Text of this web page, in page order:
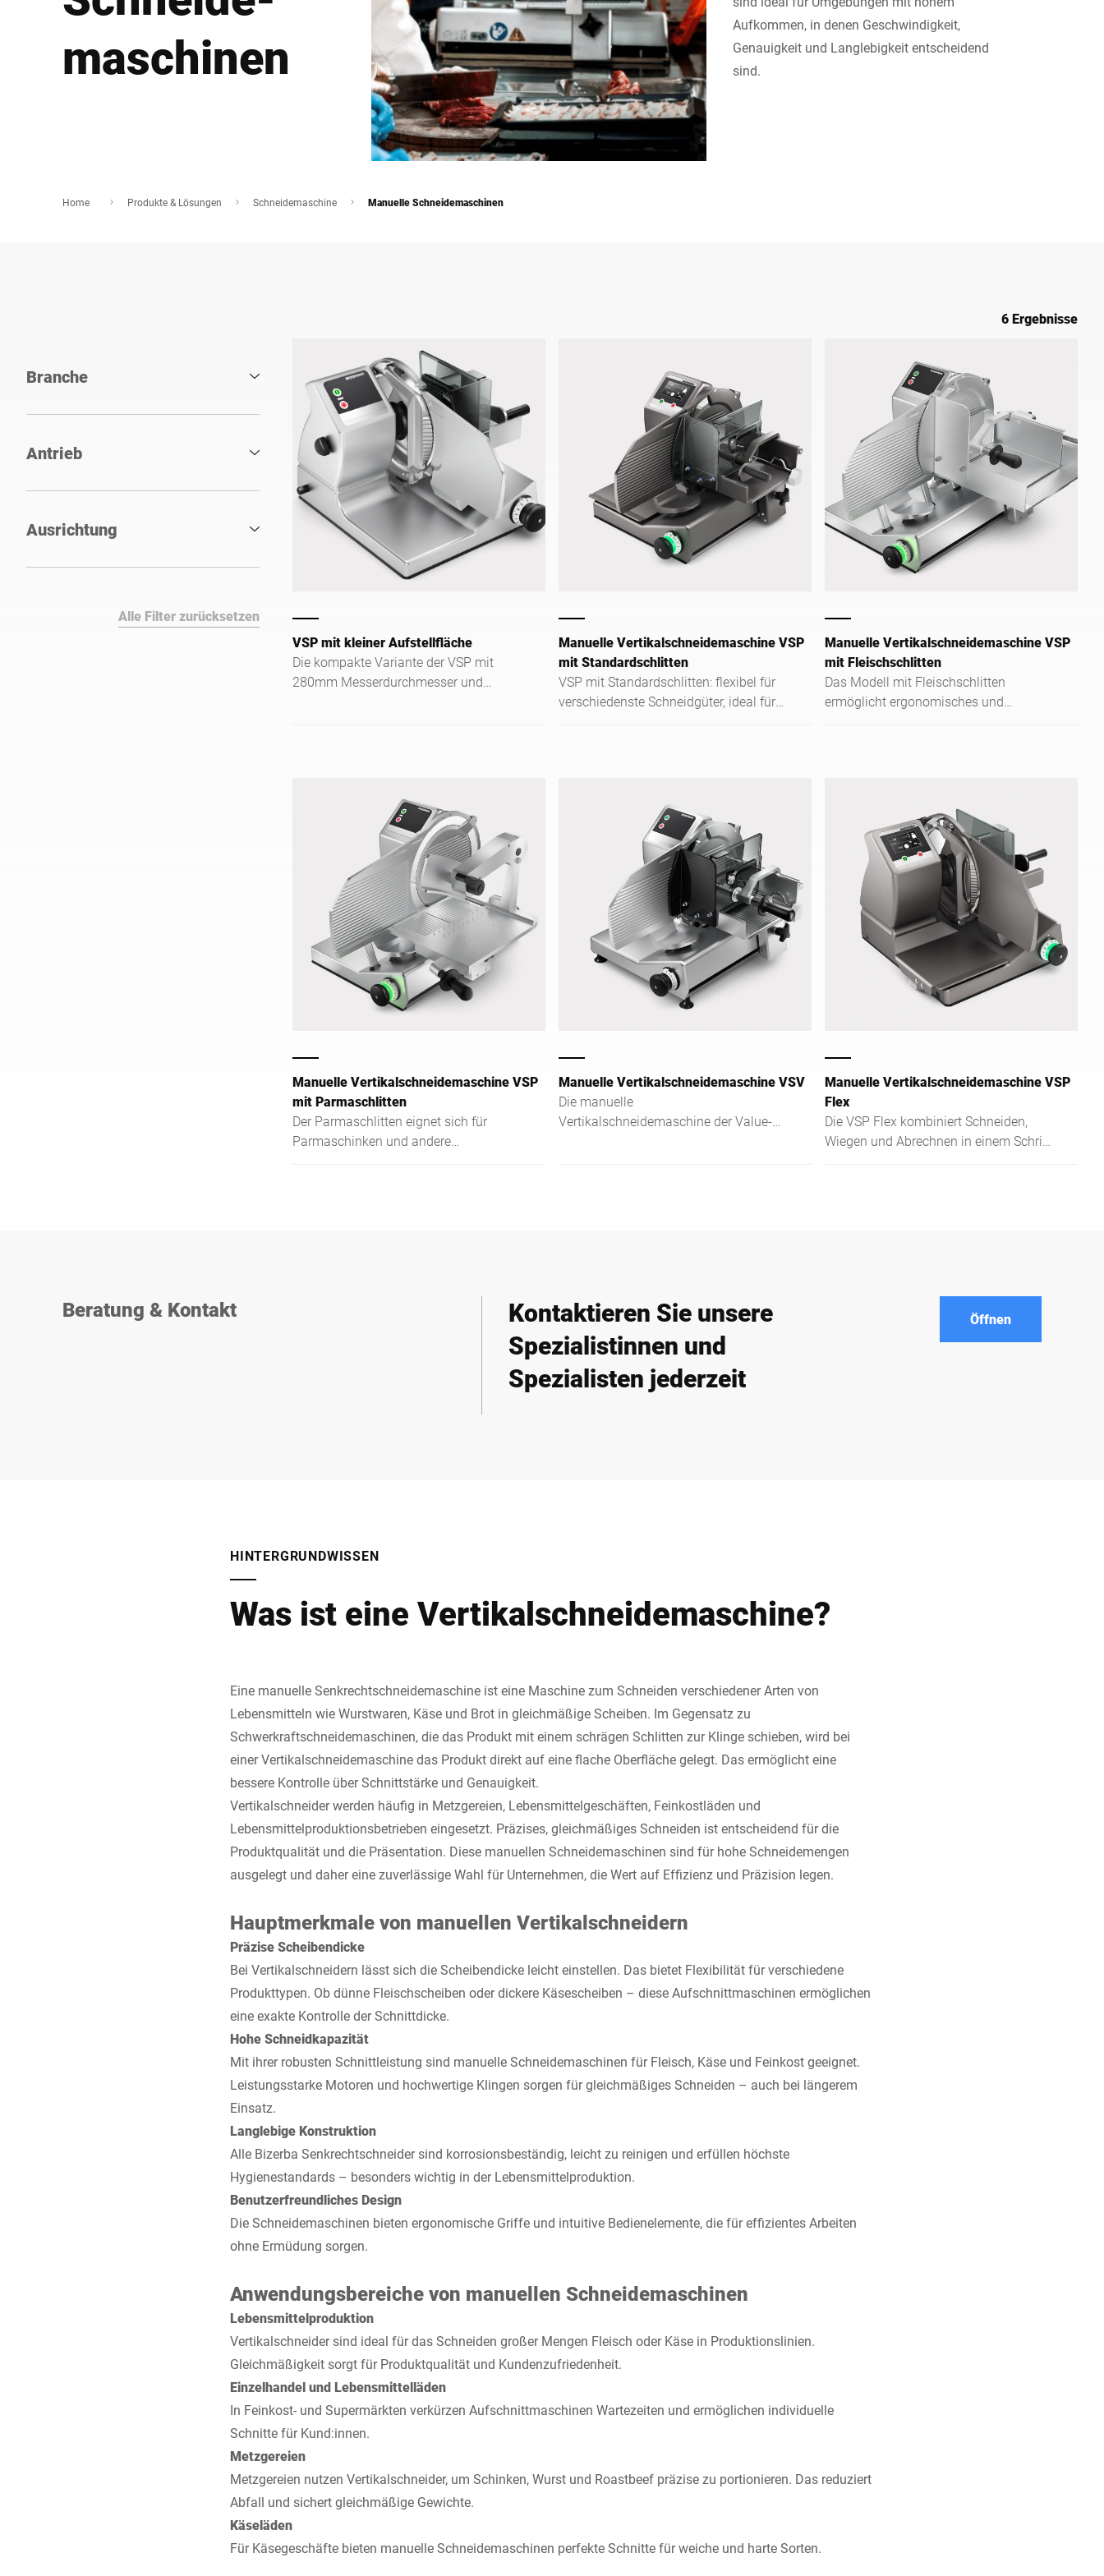
Schweiz Türkei Ukraine
Vereinigtes Königreich
Afrika
Globale Website
maschinen
Aufkommen, in denen Geschwindigkeit,
Genauigkeit und Langlebigkeit entscheidend
sind.
Home Produkte & Lösungen Schneidemaschine Manuelle Schneidemaschinen
6 Ergebnisse
Branche
Antrieb
Ausrichtung
Alle Filter zurücksetzen
VSP mit kleiner Aufstellfläche
Die kompakte Variante der VSP mit
280mm Messerdurchmesser und
Manuelle Vertikalschneidemaschine VSP
mit Standardschlitten
VSP mit Standardschlitten: flexibel für
verschiedenste Schneidgüter, ideal für
Manuelle Vertikalschneidemaschine VSP
mit Fleischschlitten
Das Modell mit Fleischschlitten
ermöglicht ergonomisches und
Manuelle Vertikalschneidemaschine VSP
mit Parmaschlitten
Der Parmaschlitten eignet sich für
Parmaschinken und andere
Manuelle Vertikalschneidemaschine VSV
Die manuelle
Vertikalschneidemaschine der Value-
Manuelle Vertikalschneidemaschine VSP
Flex
Die VSP Flex kombiniert Schneiden,
Wiegen und Abrechnen in einem Schritt
Beratung & Kontakt
Kontaktieren Sie unsere
Spezialistinnen und
Spezialisten jederzeit
Öffnen
HINTERGRUNDWISSEN
Was ist eine Vertikalschneidemaschine?
Eine manuelle Senkrechtschneidemaschine ist eine Maschine zum Schneiden verschiedener Arten von
Lebensmitteln wie Wurstwaren, Käse und Brot in gleichmäßige Scheiben. Im Gegensatz zu
Schwerkraftschneidemaschinen, die das Produkt mit einem schrägen Schlitten zur Klinge schieben, wird bei
einer Vertikalschneidemaschine das Produkt direkt auf eine flache Oberfläche gelegt. Das ermöglicht eine
bessere Kontrolle über Schnittstärke und Genauigkeit.
Vertikalschneider werden häufig in Metzgereien, Lebensmittelgeschäften, Feinkostläden und
Lebensmittelproduktionsbetrieben eingesetzt. Präzises, gleichmäßiges Schneiden ist entscheidend für die
Produktqualität und die Präsentation. Diese manuellen Schneidemaschinen sind für hohe Schneidemengen
ausgelegt und daher eine zuverlässige Wahl für Unternehmen, die Wert auf Effizienz und Präzision legen.
Hauptmerkmale von manuellen Vertikalschneidern
Präzise Scheibendicke
Bei Vertikalschneidern lässt sich die Scheibendicke leicht einstellen. Das bietet Flexibilität für verschiedene
Produkttypen. Ob dünne Fleischscheiben oder dickere Käsescheiben – diese Aufschnittmaschinen ermöglichen
eine exakte Kontrolle der Schnittdicke.
Hohe Schneidkapazität
Mit ihrer robusten Schnittleistung sind manuelle Schneidemaschinen für Fleisch, Käse und Feinkost geeignet.
Leistungsstarke Motoren und hochwertige Klingen sorgen für gleichmäßiges Schneiden – auch bei längerem
Einsatz.
Langlebige Konstruktion
Alle Bizerba Senkrechtschneider sind korrosionsbeständig, leicht zu reinigen und erfüllen höchste
Hygienestandards – besonders wichtig in der Lebensmittelproduktion.
Benutzerfreundliches Design
Die Schneidemaschinen bieten ergonomische Griffe und intuitive Bedienelemente, die für effizientes Arbeiten
ohne Ermüdung sorgen.
Anwendungsbereiche von manuellen Schneidemaschinen
Lebensmittelproduktion
Vertikalschneider sind ideal für das Schneiden großer Mengen Fleisch oder Käse in Produktionslinien.
Gleichmäßigkeit sorgt für Produktqualität und Kundenzufriedenheit.
Einzelhandel und Lebensmittelläden
In Feinkost- und Supermärkten verkürzen Aufschnittmaschinen Wartezeiten und ermöglichen individuelle
Schnitte für Kund:innen.
Metzgereien
Metzgereien nutzen Vertikalschneider, um Schinken, Wurst und Roastbeef präzise zu portionieren. Das reduziert
Abfall und sichert gleichmäßige Gewichte.
Käseläden
Für Käsegeschäfte bieten manuelle Schneidemaschinen perfekte Schnitte für weiche und harte Sorten.